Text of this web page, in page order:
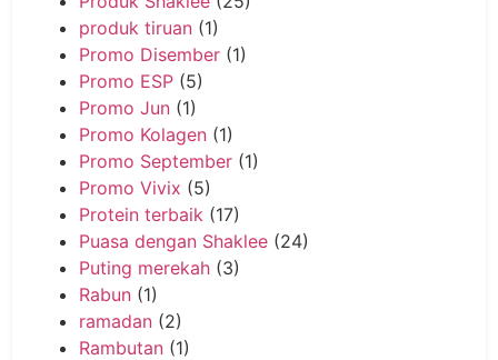
produk tiruan (1)
Promo Disember (1)
Promo ESP (5)
Promo Jun (1)
Promo Kolagen (1)
Promo September (1)
Promo Vivix (5)
Protein terbaik (17)
Puasa dengan Shaklee (24)
Puting merekah (3)
Rabun (1)
ramadan (2)
Rambutan (1)